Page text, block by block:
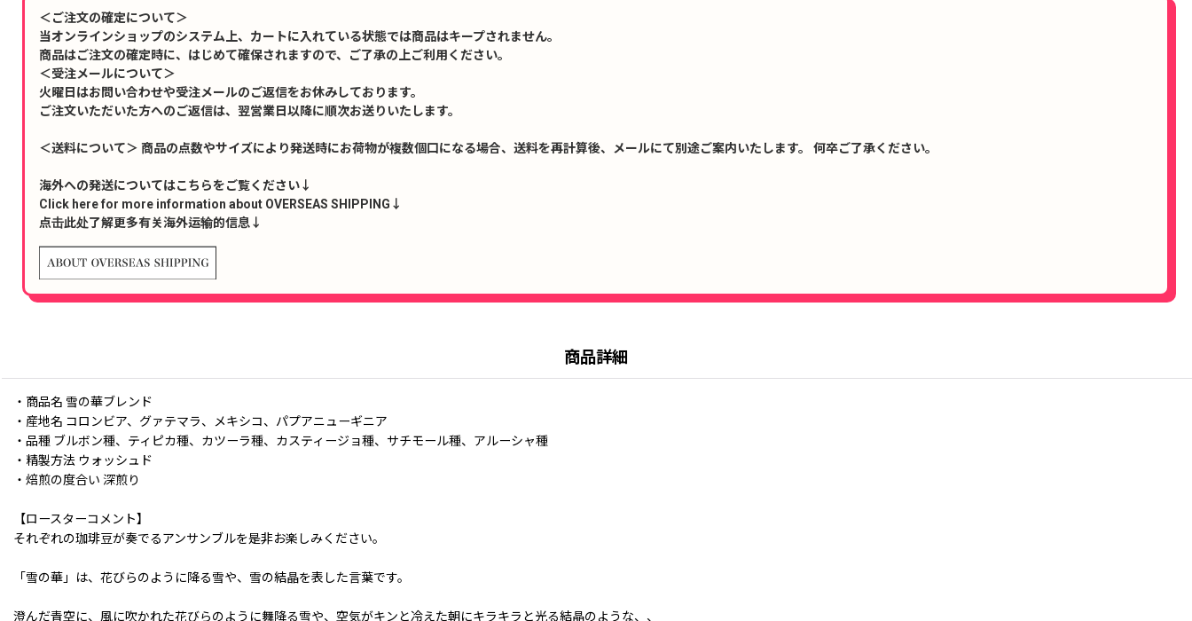
＜ご注文の確定について＞
当オンラインショップのシステム上、カートに入れている状態では商品はキープされません。
商品はご注文の確定時に、はじめて確保されますので、ご了承の上ご利用ください。
＜受注メールについて＞
火曜日はお問い合わせや受注メールのご返信をお休みしております。
ご注文いただいた方へのご返信は、翌営業日以降に順次お送りいたします。
＜送料について＞ 商品の点数やサイズにより発送時にお荷物が複数個口になる場合、送料を再計算後、メールにて別途ご案内いたします。 何卒ご了承ください。
海外への発送についてはこちらをご覧ください↓
Click here for more information about OVERSEAS SHIPPING↓
点击此处了解更多有关海外运输的信息↓
商品詳細
・商品名 雪の華ブレンド
・産地名 コロンビア、グァテマラ、メキシコ、パプアニューギニア
・品種 ブルボン種、ティピカ種、カツーラ種、カスティージョ種、サチモール種、アルーシャ種
・精製方法 ウォッシュド
・焙煎の度合い 深煎り
【ロースターコメント】
それぞれの珈琲豆が奏でるアンサンブルを是非お楽しみください。
「雪の華」は、花びらのように降る雪や、雪の結晶を表した言葉です。
澄んだ青空に、風に吹かれた花びらのように舞降る雪や、空気がキンと冷えた朝にキラキラと光る結晶のような、、